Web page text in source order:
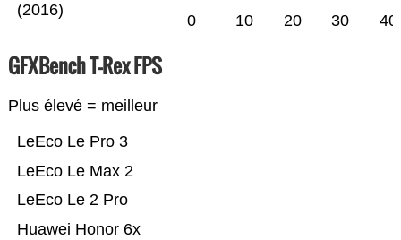
(2016)
0 10 20 30 40
GFXBench T-Rex FPS
Plus élevé = meilleur
Huawei Honor 6x
LeEco Le 2 Pro
LeEco Le Max 2
LeEco Le Pro 3